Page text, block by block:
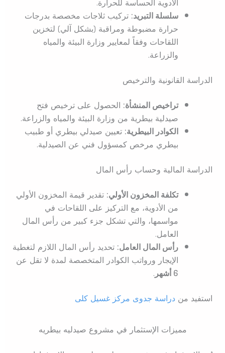
سلسلة التبريد:تركيب ثلاجات مخصصة بدرجات
حرارة مضبوطة ومراقبة (بشكل آلي) لتخزين
اللقاحات وفقاً لمعايير وزارة البيئة والمياه
والزراعة.
الدراسة القانونية والترخيص
تراخيص المنشأة:الحصول على ترخيص فتح
صيدلية بيطرية من وزارة البيئة والمياه والزراعة.
الكوادر البيطرية:تعيين صيدلي بيطري أو طبيب
بيطري مرخص كمسؤول فني عن الصيدلية.
الدراسة المالية وحساب رأس المال
تكلفة المخزون الأولي:تقدير قيمة المخزون الأولي
من الأدوية، مع التركيز على اللقاحات في
مواسمها، والتي تشكل جزء كبير من رأس المال
العامل.
رأس المال العامل:تحديد رأس المال اللازم لتغطية
الإيجار ورواتب الكوادر المتخصصة لمدة لا تقل عن
6 أشهر
.
استفيد من دراسة جدوى مركز غسيل كلى
مميزات الإستثمار في مشروع صيدليه بيطريه